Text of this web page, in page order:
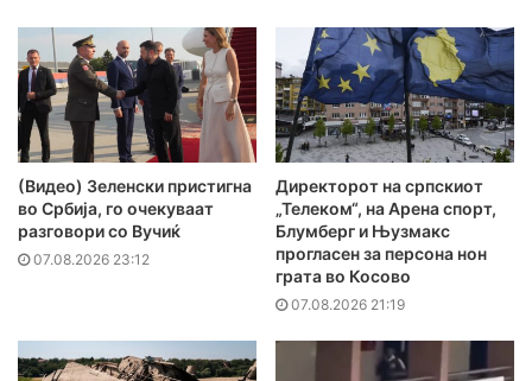
(Видео) Зеленски пристигна
во Србија, го очекуваат
разговори со Вучиќ
07.08.2026 23:12
Директорот на српскиот
„Телеком“, на Арена спорт,
Блумберг и Њузмакс
прогласен за персона нон
грата во Косово
07.08.2026 21:19